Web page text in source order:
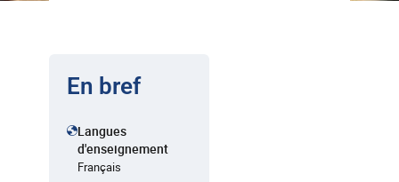
En bref
Langues
d'enseignement
Français